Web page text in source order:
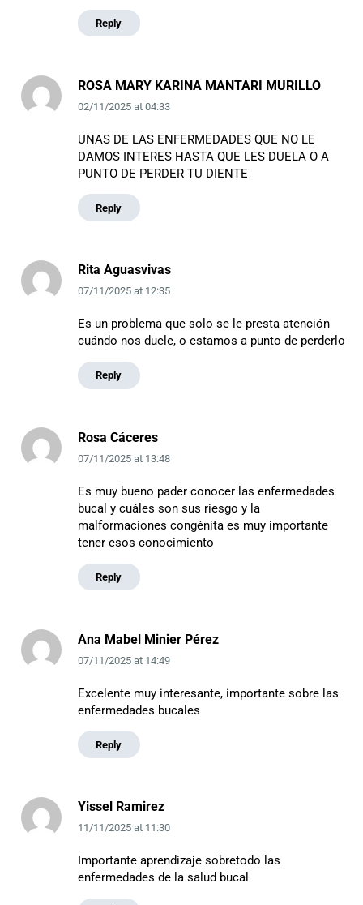
Reply
ROSA MARY KARINA MANTARI MURILLO
02/11/2025at 04:33
UNAS DE LAS ENFERMEDADES QUE NO LE
DAMOS INTERES HASTA QUE LES DUELA O A
PUNTO DE PERDER TU DIENTE
Reply
Rita Aguasvivas
07/11/2025at 12:35
Es un problema que solo se le presta atención
cuándo nos duele, o estamos a punto de perderlo
Reply
Rosa Cáceres
07/11/2025at 13:48
Es muy bueno pader conocer las enfermedades
bucal y cuáles son sus riesgo y la
malformaciones congénita es muy importante
tener esos conocimiento
Reply
Ana Mabel Minier Pérez
07/11/2025at 14:49
Excelente muy interesante, importante sobre las
enfermedades bucales
Reply
Yissel Ramirez
11/11/2025at 11:30
Importante aprendizaje sobretodo las
enfermedades de la salud bucal